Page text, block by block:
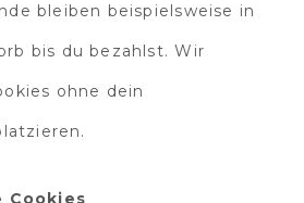
bleiben beispielsweise in
bis du bezahlst. Wir
ohne dein
Cookies